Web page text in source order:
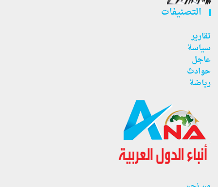
التصنيفات
تقارير
سياسة
عاجل
حوادث
رياضة